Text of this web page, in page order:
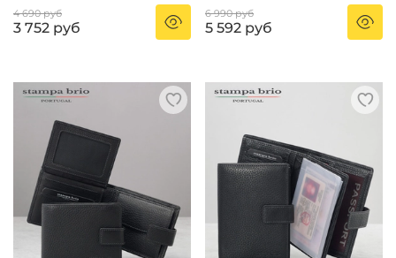
4 690 руб
3 752 руб
6 990 руб
5 592 руб